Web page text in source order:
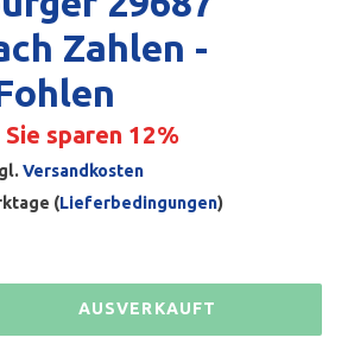
Zahlen -
Sie sparen 12%
Versandkosten
(Lieferbedingungen)
AUSVERKAUFT